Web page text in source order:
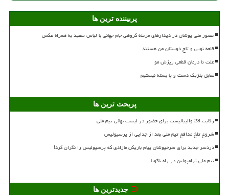
پربیننده ترین ها
حضور ملی پوشان در دیدارهای مرحله گروهی جام جهانی با لباس سفید به همراه عکس
قلعه نویی و تاج دوستان من هستند
علت تا درمان قطعی ریزش مو
مقابل بلژیک دست و پا بسته نیستیم
پربحث ترین ها
رقابت 28 والیبالیست برای حضور در لیست نهائی تیم ملی
شروع تلخ مدافع تیم ملی بعد از جدایی از پرسپولیس
دردسر جدید برای سرخپوشان پیام بازیکن مازادی که پرسپولیس را نگران کرد!
تیم ملی ترامپولین در راه ناگویا
جدیدترین ها